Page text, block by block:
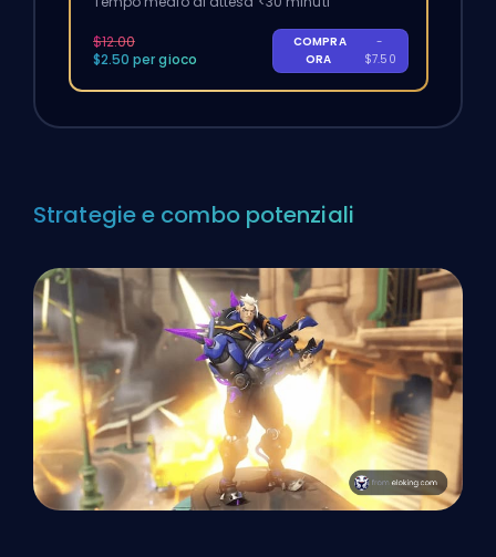
$12.00
$2.50 per gioco
COMPRA
ORA
-
$7.50
Strategie e combo potenziali